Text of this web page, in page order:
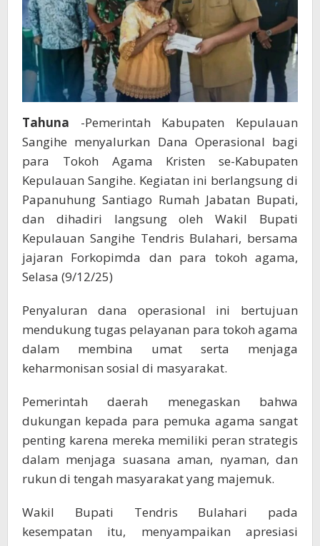
Tahuna -Pemerintah Kabupaten Kepulauan
Sangihe menyalurkan Dana Operasional bagi
para Tokoh Agama Kristen se-Kabupaten
Kepulauan Sangihe. Kegiatan ini berlangsung di
Papanuhung Santiago Rumah Jabatan Bupati,
dan dihadiri langsung oleh Wakil Bupati
Kepulauan Sangihe Tendris Bulahari, bersama
jajaran Forkopimda dan para tokoh agama,
Selasa (9/12/25)
Penyaluran dana operasional ini bertujuan
mendukung tugas pelayanan para tokoh agama
dalam membina umat serta menjaga
keharmonisan sosial di masyarakat.
Pemerintah daerah menegaskan bahwa
dukungan kepada para pemuka agama sangat
penting karena mereka memiliki peran strategis
dalam menjaga suasana aman, nyaman, dan
rukun di tengah masyarakat yang majemuk.
Wakil Bupati Tendris Bulahari pada
kesempatan itu, menyampaikan apresiasi